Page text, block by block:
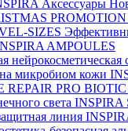
Аксессуары
PROMOTION
SIZES
AMPOULES
нейрокосметическая
микробиом кожи
REPAIR PRO BIOTIC
света INSPIRA
линия